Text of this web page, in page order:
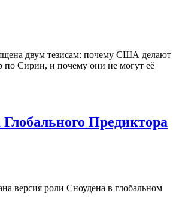
двум тезисам: почему США делают
по Сирии, и почему они не могут её
Предиктора
версия роли Сноудена в глобальном